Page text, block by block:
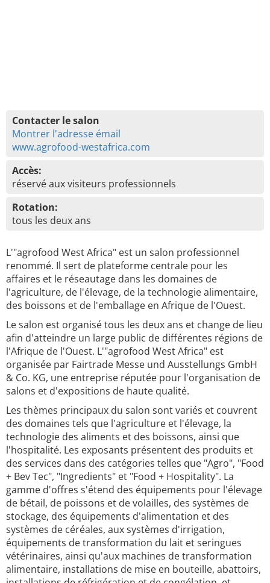
Contacter le salon
Montrer l'adresse émail
www.agrofood-westafrica.com
Accès:
réservé aux visiteurs professionnels
Rotation:
tous les deux ans
L'"agrofood West Africa" est un salon professionnel
renommé. Il sert de plateforme centrale pour les
affaires et le réseautage dans les domaines de
l'agriculture, de l'élevage, de la technologie alimentaire,
des boissons et de l'emballage en Afrique de l'Ouest.
Le salon est organisé tous les deux ans et change de lieu
afin d'atteindre un large public de différentes régions de
l'Afrique de l'Ouest. L'"agrofood West Africa" est
organisée par Fairtrade Messe und Ausstellungs GmbH
& Co. KG, une entreprise réputée pour l'organisation de
salons et d'expositions de haute qualité.
Les thèmes principaux du salon sont variés et couvrent
des domaines tels que l'agriculture et l'élevage, la
technologie des aliments et des boissons, ainsi que
l'hospitalité. Les exposants présentent des produits et
des services dans des catégories telles que "Agro", "Food
+ Bev Tec", "Ingredients" et "Food + Hospitality". La
gamme d'offres s'étend des équipements pour l'élevage
de bétail, de poissons et de volailles, des systèmes de
stockage, des équipements d'alimentation et des
systèmes de céréales, aux systèmes d'irrigation,
équipements de transformation du lait et seringues
vétérinaires, ainsi qu'aux machines de transformation
alimentaire, installations de mise en bouteille, abattoirs,